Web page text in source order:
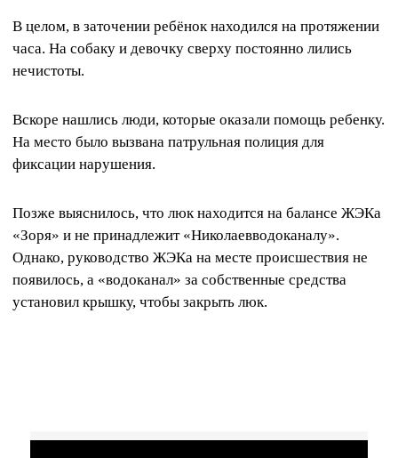
В целом, в заточении ребёнок находился на протяжении
часа. На собаку и девочку сверху постоянно лились
нечистоты.
Вскоре нашлись люди, которые оказали помощь ребенку.
На место было вызвана патрульная полиция для
фиксации нарушения.
Позже выяснилось, что люк находится на балансе ЖЭКа
«Зоря» и не принадлежит «Николаевводоканалу».
Однако, руководство ЖЭКа на месте происшествия не
появилось, а «водоканал» за собственные средства
установил крышку, чтобы закрыть люк.